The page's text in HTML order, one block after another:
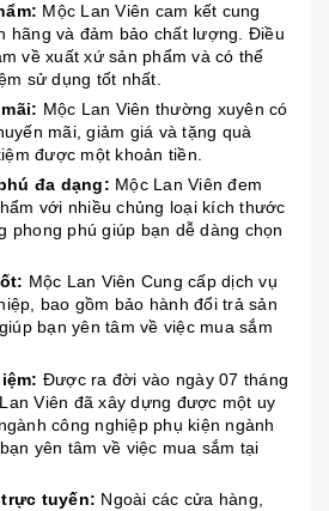
Mộc Lan Viên cam kết cung
hãng và đảm bảo chất lượng. Điều
về xuất xứ sản phẩm và có thể
sử dụng tốt nhất.
Mộc Lan Viên thường xuyên có
mãi, giảm giá và tặng quà
được một khoản tiền.
đa dạng: Mộc Lan Viên đem
với nhiều chủng loại kích thước
phong phú giúp bạn dễ dàng chọn
Mộc Lan Viên Cung cấp dịch vụ
bao gồm bảo hành đổi trả sản
bạn yên tâm về việc mua sắm
Được ra đời vào ngày 07 tháng
Viên đã xây dựng được một uy
công nghiệp phụ kiện ngành
yên tâm về việc mua sắm tại
trực tuyến: Ngoài các cửa hàng,